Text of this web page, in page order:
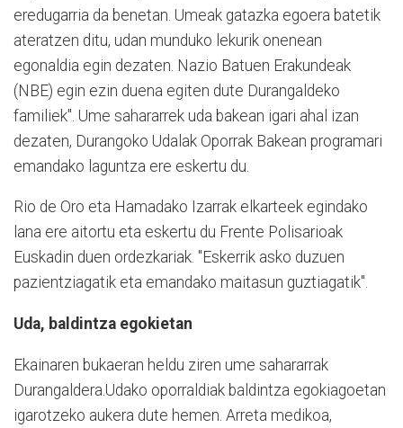
eredugarria da benetan. Umeak gatazka egoera batetik
ateratzen ditu, udan munduko lekurik onenean
egonaldia egin dezaten. Nazio Batuen Erakundeak
(NBE) egin ezin duena egiten dute Durangaldeko
familiek". Ume sahararrek uda bakean igari ahal izan
dezaten, Durangoko Udalak Oporrak Bakean programari
emandako laguntza ere eskertu du.
Rio de Oro eta Hamadako Izarrak elkarteek egindako
lana ere aitortu eta eskertu du Frente Polisarioak
Euskadin duen ordezkariak. "Eskerrik asko duzuen
pazientziagatik eta emandako maitasun guztiagatik".
Uda, baldintza egokietan
Ekainaren bukaeran heldu ziren ume sahararrak
Durangaldera.Udako oporraldiak baldintza egokiagoetan
igarotzeko aukera dute hemen. Arreta medikoa,